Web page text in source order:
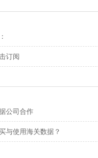
订阅
公司合作
与使用海关数据？